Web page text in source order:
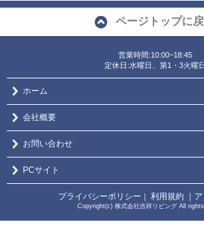
ページトップに
営業時間:10:00~18:45
定休日:水曜日、第1・3火曜日
ホーム
会社概要
お問い合わせ
PCサイト
プライバシーポリシー ｜ 利用規約 ｜
Copyright(c) 株式会社吉祥リビング All rights